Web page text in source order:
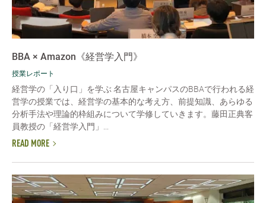
BBA × Amazon《経営学入門》
授業レポート
経営学の「入り口」を学ぶ 名古屋キャンパスのBBAで行われる経
営学の授業では、経営学の基本的な考え方、前提知識、あらゆる
分析手法や理論的枠組みについて学修していきます。藤田正典客
員教授の「経営学入門」...
READ MORE